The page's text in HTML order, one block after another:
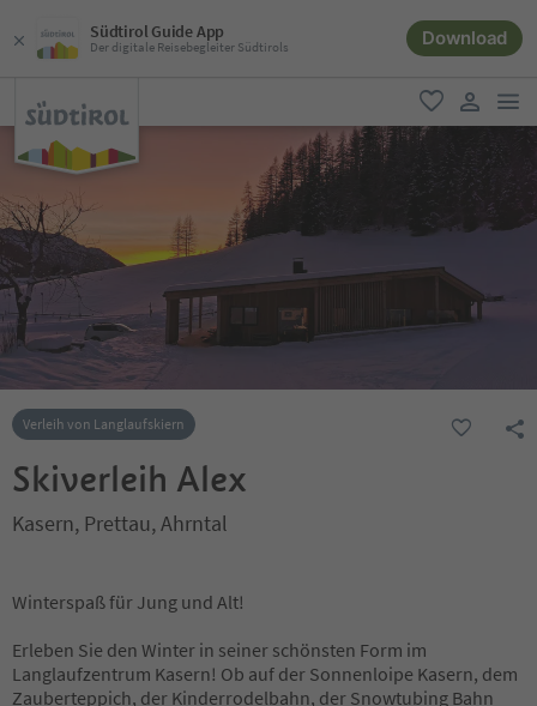
Südtirol Guide App
Der digitale Reisebegleiter Südtirols Download
favorit
user link
Verleih von Langlaufskiern
Skiverleih Alex
Kasern, Prettau, Ahrntal
Winterspaß für Jung und Alt!
Erleben Sie den Winter in seiner schönsten Form im
Langlaufzentrum Kasern! Ob auf der Sonnenloipe Kasern, dem
Zauberteppich, der Kinderrodelbahn, der Snowtubing Bahn